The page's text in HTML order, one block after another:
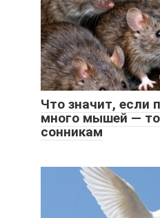
Что значит, если
много мышей —
сонникам